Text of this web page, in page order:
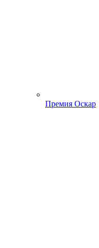
Премия Оскар